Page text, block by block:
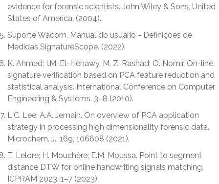
evidence for forensic scientists. John Wiley & Sons, United
States of America. (2004).
Suporte Wacom. Manual do usuário - Definições de
Medidas SignatureScope. (2022).
K. Ahmed; I.M. El-Henawy, M. Z. Rashad; O. Nomir. On-line
signature verification based on PCA feature reduction and
statistical analysis. International Conference on Computer
Engineering & Systems. 3–8 (2010).
L.C. Lee; A.A. Jemain. On overview of PCA application
strategy in processing high dimensionality forensic data.
Microchem. J., 169, 106608 (2021).
T. Lelore; H. Mouchère; E.M. Moussa. Point to segment
distance DTW for online handwriting signals matching,
ICPRAM 2023. 1–7 (2023).